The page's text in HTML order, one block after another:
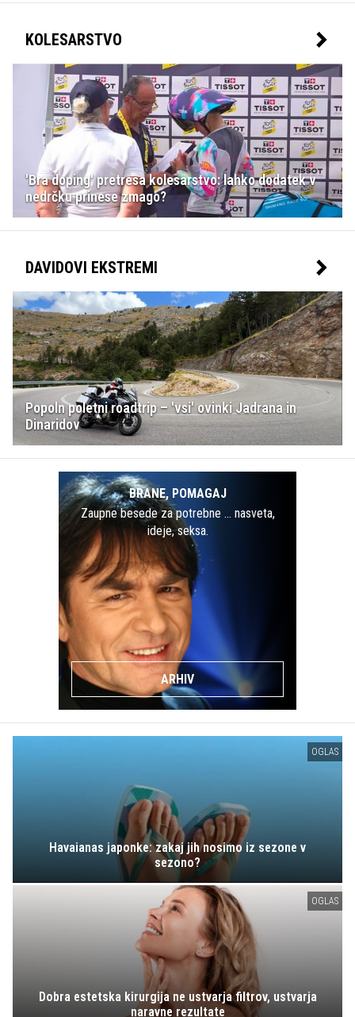
KOLESARSTVO
'Bra doping' pretresa kolesarstvo: lahko dodatek v
nedrčku prinese zmago?
DAVIDOVI EKSTREMI
Popoln poletni roadtrip – 'vsi' ovinki Jadrana in
Dinaridov
BRANE, POMAGAJ
Zaupne besede za potrebne … nasveta,
ideje, seksa.
ARHIV
OGLAS
Havaianas japonke: zakaj jih nosimo iz sezone v
sezono?
OGLAS
Dobra estetska kirurgija ne ustvarja filtrov, ustvarja
naravne rezultate